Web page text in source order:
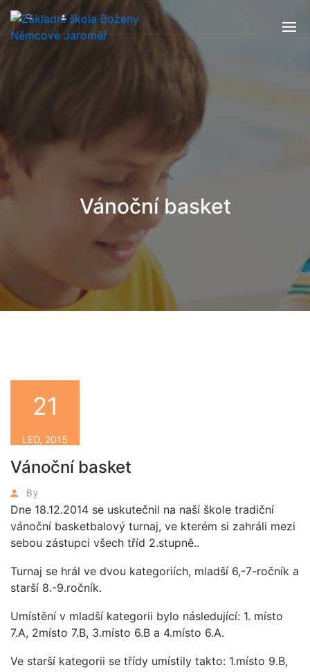
Vánoční basket
Vánoční basket
By
21
LED, 2015
Dne 18.12.2014 se uskutečnil na naší škole tradiční
vánoční basketbalový turnaj, ve kterém si zahráli mezi
sebou zástupci všech tříd 2.stupně..
Turnaj se hrál ve dvou kategoriích, mladší 6,-7-ročník a
starší 8.-9.ročník.
Umístění v mladší kategorii bylo následující: 1. místo
7.A, 2místo 7.B, 3.místo 6.B a 4.místo 6.A.
Ve starší kategorii se třídy umístily takto: 1.místo 9.B,